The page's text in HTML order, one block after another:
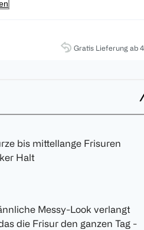
Gratis Lieferung ab
bis mittellange Frisuren
Halt
Messy-Look verlangt
die Frisur den ganzen Tag -